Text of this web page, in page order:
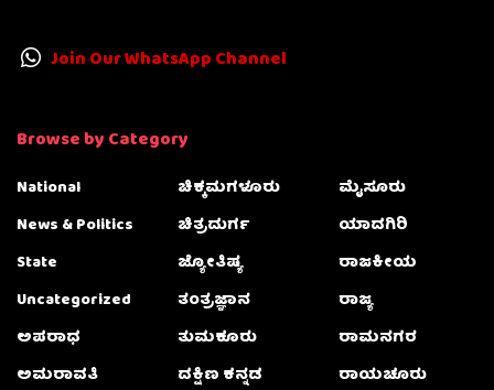
Join Our WhatsApp Channel
Browse by Category
National
News & Politics
State
Uncategorized
ಅಪರಾಧ
ಅಮರಾವತಿ
ಚಿಕ್ಕಮಗಳೂರು
ಚಿತ್ರದುರ್ಗ
ಜ್ಯೋತಿಷ್ಯ
ತಂತ್ರಜ್ಞಾನ
ತುಮಕೂರು
ದಕ್ಷಿಣ ಕನ್ನಡ
ಮೈಸೂರು
ಯಾದಗಿರಿ
ರಾಜಕೀಯ
ರಾಜ್ಯ
ರಾಮನಗರ
ರಾಯಚೂರು